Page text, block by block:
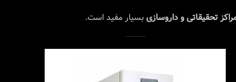
تحقیقاتی و داروسازیبسیار مفید است.